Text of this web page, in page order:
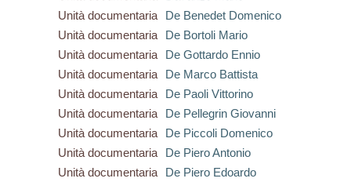
Unità documentaria
De Benedet Domenico
Unità documentaria
De Bortoli Mario
Unità documentaria
De Gottardo Ennio
Unità documentaria
De Marco Battista
Unità documentaria
De Paoli Vittorino
Unità documentaria
De Pellegrin Giovanni
Unità documentaria
De Piccoli Domenico
Unità documentaria
De Piero Antonio
Unità documentaria
De Piero Edoardo